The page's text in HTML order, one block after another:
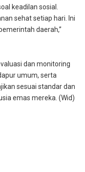
keadilan sosial.
sehat setiap hari. Ini
daerah,”
dan monitoring
umum, serta
sesuai standar dan
emas mereka. (Wid)